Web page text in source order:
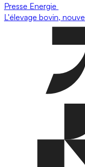
Presse Energie
L'élevage bovin,